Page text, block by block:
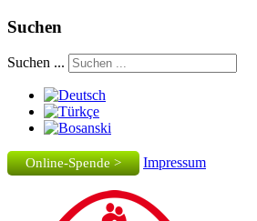
Suchen
Suchen ...
Online-Spende > Impressum